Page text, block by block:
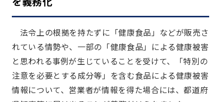
法令上の根拠を持たずに「健康食品」などが販売さ
れている情勢や、一部の「健康食品」による健康被害
と思われる事例が生じていることを受けて、「特別の
注意を必要とする成分等」を含む食品による健康被害
情報について、営業者が情報を得た場合には、都道府